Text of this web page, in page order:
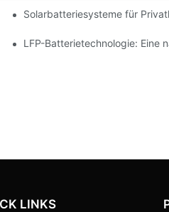
Innovationen
Solarbatteriesysteme für
LFP-Batterietechnologie: Eine
LINKS